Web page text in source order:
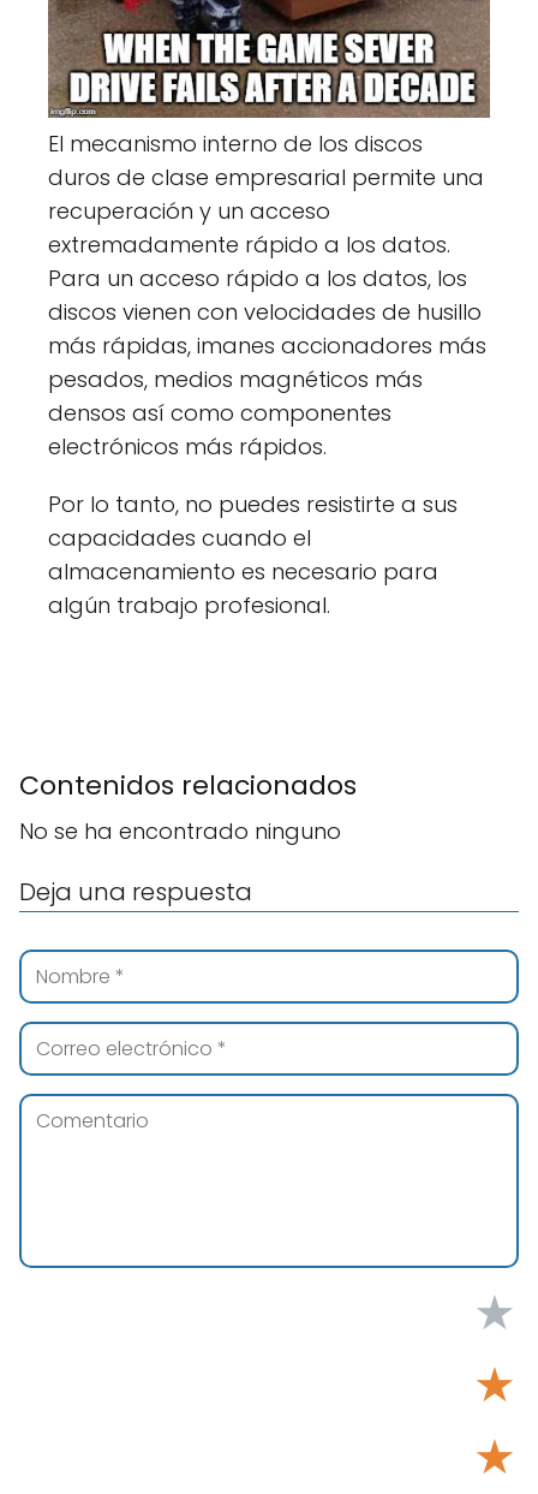
El mecanismo interno de los discos
duros de clase empresarial permite una
recuperación y un acceso
extremadamente rápido a los datos.
Para un acceso rápido a los datos, los
discos vienen con velocidades de husillo
más rápidas, imanes accionadores más
pesados, medios magnéticos más
densos así como componentes
electrónicos más rápidos.
Por lo tanto, no puedes resistirte a sus
capacidades cuando el
almacenamiento es necesario para
algún trabajo profesional.
Contenidos relacionados
No se ha encontrado ninguno
Deja una respuesta
★
★
★